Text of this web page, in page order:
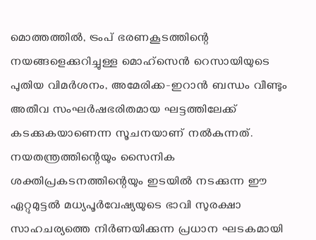
മൊത്തത്തിൽ, ട്രംപ് ഭരണകൂടത്തിന്റെ
നയങ്ങളെക്കുറിച്ചുള്ള മൊഹ്‌സെൻ റെസായിയുടെ
പുതിയ വിമർശനം, അമേരിക്ക-ഇറാൻ ബന്ധം വീണ്ടും
അതീവ സംഘർഷഭരിതമായ ഘട്ടത്തിലേക്ക്
കടക്കുകയാണെന്ന സൂചനയാണ് നൽകുന്നത്.
നയതന്ത്രത്തിന്റെയും സൈനിക
ശക്തിപ്രകടനത്തിന്റെയും ഇടയിൽ നടക്കുന്ന ഈ
ഏറ്റുമുട്ടൽ മധ്യപൂർവേഷ്യയുടെ ഭാവി സുരക്ഷാ
സാഹചര്യത്തെ നിർണയിക്കുന്ന പ്രധാന ഘടകമായി